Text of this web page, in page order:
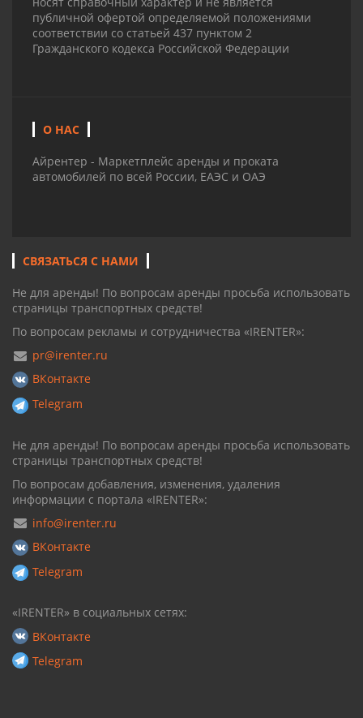
публичной офертой определяемой положениями
соответствии со статьей 437 пунктом 2
Гражданского кодекса Российской Федерации
О НАС
Айрентер - Маркетплейс аренды и проката
автомобилей по всей России, ЕАЭС и ОАЭ
СВЯЗАТЬСЯ С НАМИ
Не для аренды! По вопросам аренды просьба использовать
страницы транспортных средств!
По вопросам рекламы и сотрудничества «IRENTER»:
pr@irenter.ru
ВКонтакте
Telegram
Не для аренды! По вопросам аренды просьба использовать
страницы транспортных средств!
По вопросам добавления, изменения, удаления
информации с портала «IRENTER»:
info@irenter.ru
ВКонтакте
Telegram
«IRENTER» в социальных сетях:
ВКонтакте
Telegram